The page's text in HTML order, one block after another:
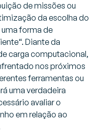
de missões ou
da escolha do
forma de
“. Diante da
carga computacional,
nos próximos
ferramentas ou
uma verdadeira
avaliar o
em relação ao